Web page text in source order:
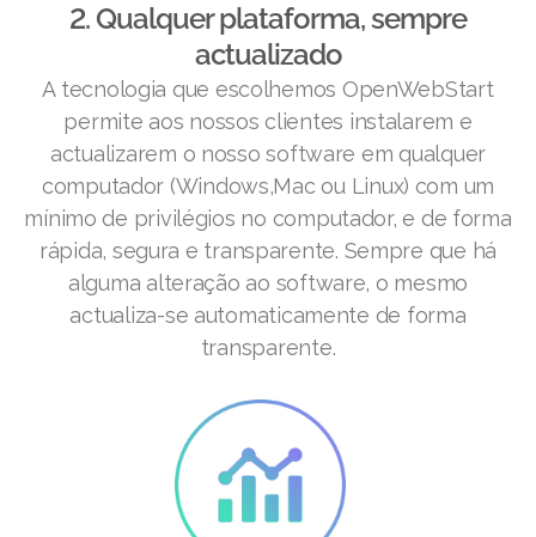
2. Qualquer plataforma, sempre
actualizado
A tecnologia que escolhemos OpenWebStart
permite aos nossos clientes instalarem e
actualizarem o nosso software em qualquer
computador (Windows,Mac ou Linux) com um
mínimo de privilégios no computador, e de forma
rápida, segura e transparente. Sempre que há
alguma alteração ao software, o mesmo
actualiza-se automaticamente de forma
transparente.